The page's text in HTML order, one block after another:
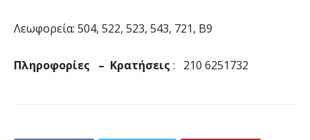
Λεωφορεία: 504, 522, 523, 543, 721, Β9
Πληροφορίες – Κρατήσεις : 210 6251732